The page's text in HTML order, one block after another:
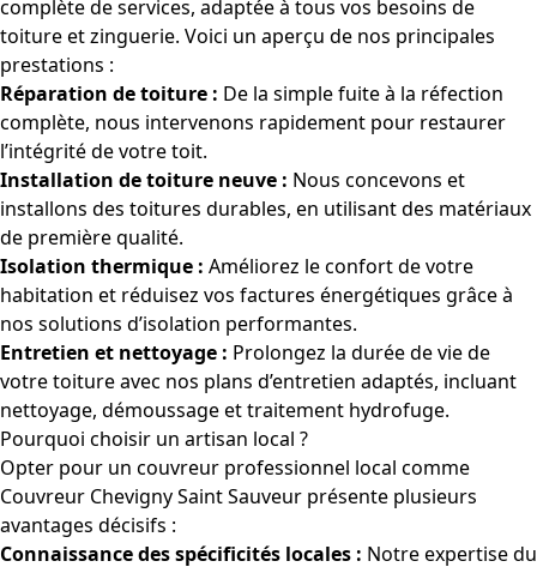
complète de services, adaptée à tous vos besoins de
toiture et zinguerie. Voici un aperçu de nos principales
prestations :
Réparation de toiture : De la simple fuite à la réfection
complète, nous intervenons rapidement pour restaurer
l’intégrité de votre toit.
Installation de toiture neuve : Nous concevons et
installons des toitures durables, en utilisant des matériaux
de première qualité.
Isolation thermique : Améliorez le confort de votre
habitation et réduisez vos factures énergétiques grâce à
nos solutions d’isolation performantes.
Entretien et nettoyage : Prolongez la durée de vie de
votre toiture avec nos plans d’entretien adaptés, incluant
nettoyage, démoussage et traitement hydrofuge.
Pourquoi choisir un artisan local ?
Opter pour un couvreur professionnel local comme
Couvreur Chevigny Saint Sauveur présente plusieurs
avantages décisifs :
Connaissance des spécificités locales : Notre expertise du